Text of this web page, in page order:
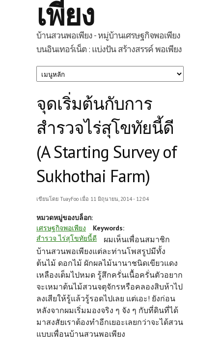
เพียง
บ้านสวนพอเพียง - หมู่บ้านเศรษฐกิจพอเพียง
บนอินเทอร์เน็ต : แบ่งปัน สร้างสรรค์ พอเพียง
จุดเริ่มต้นกับการ
สำรวจไร่สุโขทัยนี้ดี
(A Starting Survey of
Sukhothai Farm)
เขียนโดย TuayFoo เมื่อ 11 มิถุนายน, 2014 - 12:04
หมวดหมู่ของบล็อก:
เศรษฐกิจพอเพียง
Keywords:
สำรวจ ไร่สุโขทัยนี้ดี
ผมเห็นเพื่อนสมาชิก
บ้านสวนพอเพียงแต่ละท่านโพสรูปมีทั้ง
ต้นไม้ ดอกไม้ ผักผลไม้นานาชนิดเขียวแดง
เหลืองเต็มไปหมด รู้สึกครั่นเนื้อครั่นตัวอยาก
จะเหมาต้นไม้สวนจตุจักรหรือคลองสิบห้าไป
ลงเสียให้รู้แล้วรู้รอดไปเลย แต่เอะ! ยังก่อน
หลังจากผมเริ่มมองจริง ๆ จัง ๆ กับที่ดินที่ได้
มาสงสัยเราต้องทำอีกเยอะเลยกว่าจะได้สวน
แบบเพื่อนบ้านสวนพอเพียง